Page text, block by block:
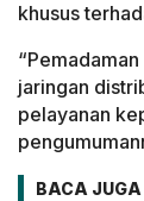
khusus
jaringan
pelayanan
BACA JUGA